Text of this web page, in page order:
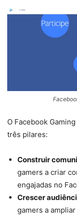
O Facebook
três pilares:
Construir
gamers a criar
engajadas no
Crescer
gamers a